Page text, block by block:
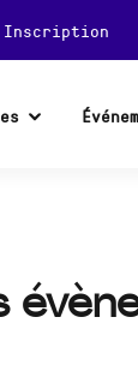
Inscription